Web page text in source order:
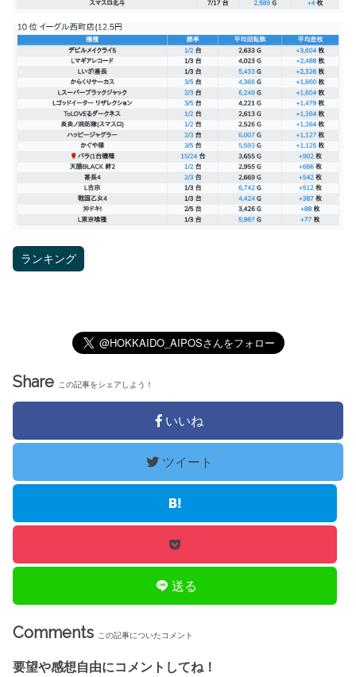
ランキング
Share この記事をシェアしよう！
いいね
ツイート
送る
Comments この記事についたコメント
要望や感想自由にコメントしてね！